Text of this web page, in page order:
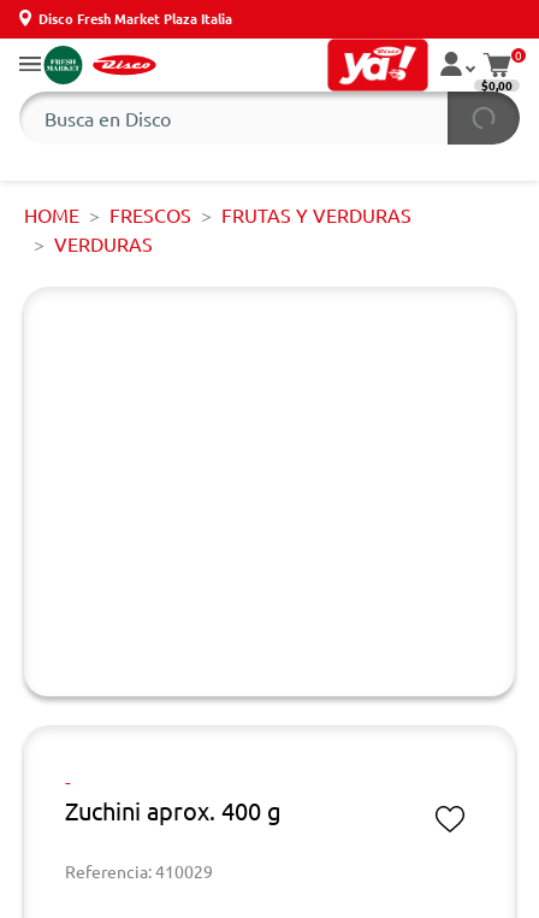
Disco Fresh Market Plaza Italia
0
$0,00
HOME FRESCOS
FRUTAS Y VERDURAS
VERDURAS
-
Zuchini aprox. 400 g
Referencia: 410029